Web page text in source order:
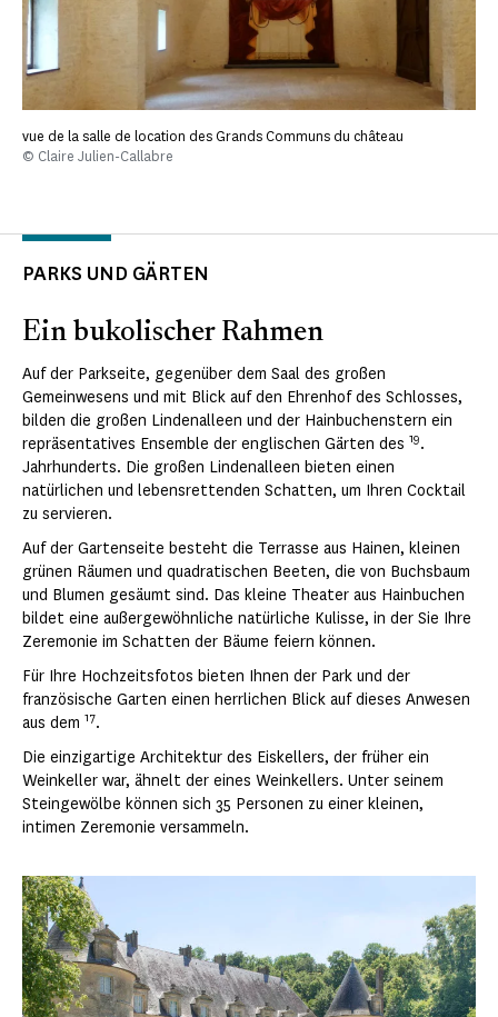
vue de la salle de location des Grands Communs du château
© Claire Julien-Callabre
PARKS UND GÄRTEN
Ein bukolischer Rahmen
Auf der Parkseite, gegenüber dem Saal des großen
Gemeinwesens und mit Blick auf den Ehrenhof des Schlosses,
bilden die großen Lindenalleen und der Hainbuchenstern ein
repräsentatives Ensemble der englischen Gärten des 19.
Jahrhunderts. Die großen Lindenalleen bieten einen
natürlichen und lebensrettenden Schatten, um Ihren Cocktail
zu servieren.
Auf der Gartenseite besteht die Terrasse aus Hainen, kleinen
grünen Räumen und quadratischen Beeten, die von Buchsbaum
und Blumen gesäumt sind. Das kleine Theater aus Hainbuchen
bildet eine außergewöhnliche natürliche Kulisse, in der Sie Ihre
Zeremonie im Schatten der Bäume feiern können.
Für Ihre Hochzeitsfotos bieten Ihnen der Park und der
französische Garten einen herrlichen Blick auf dieses Anwesen
aus dem 17.
Die einzigartige Architektur des Eiskellers, der früher ein
Weinkeller war, ähnelt der eines Weinkellers. Unter seinem
Steingewölbe können sich 35 Personen zu einer kleinen,
intimen Zeremonie versammeln.